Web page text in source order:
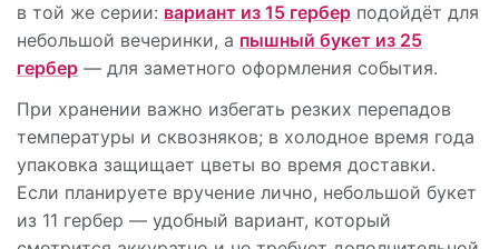
в той же серии: вариант из 15 гербер подойдёт для
небольшой вечеринки, а пышный букет из 25
гербер — для заметного оформления события.
При хранении важно избегать резких перепадов
температуры и сквозняков; в холодное время года
упаковка защищает цветы во время доставки.
Если планируете вручение лично, небольшой букет
из 11 гербер — удобный вариант, который